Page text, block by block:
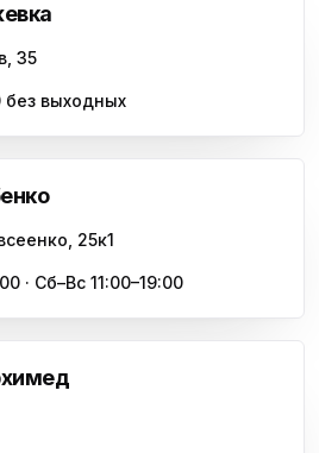
Юго-Запад
35-1
24к1
87-3
в Колпино
28, Всеволожск
35
без выходных
25к1
· Сб–Вс 11:00–19:00